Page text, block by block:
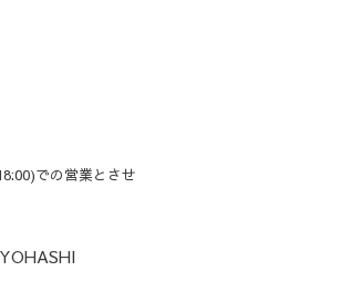
での営業とさせ